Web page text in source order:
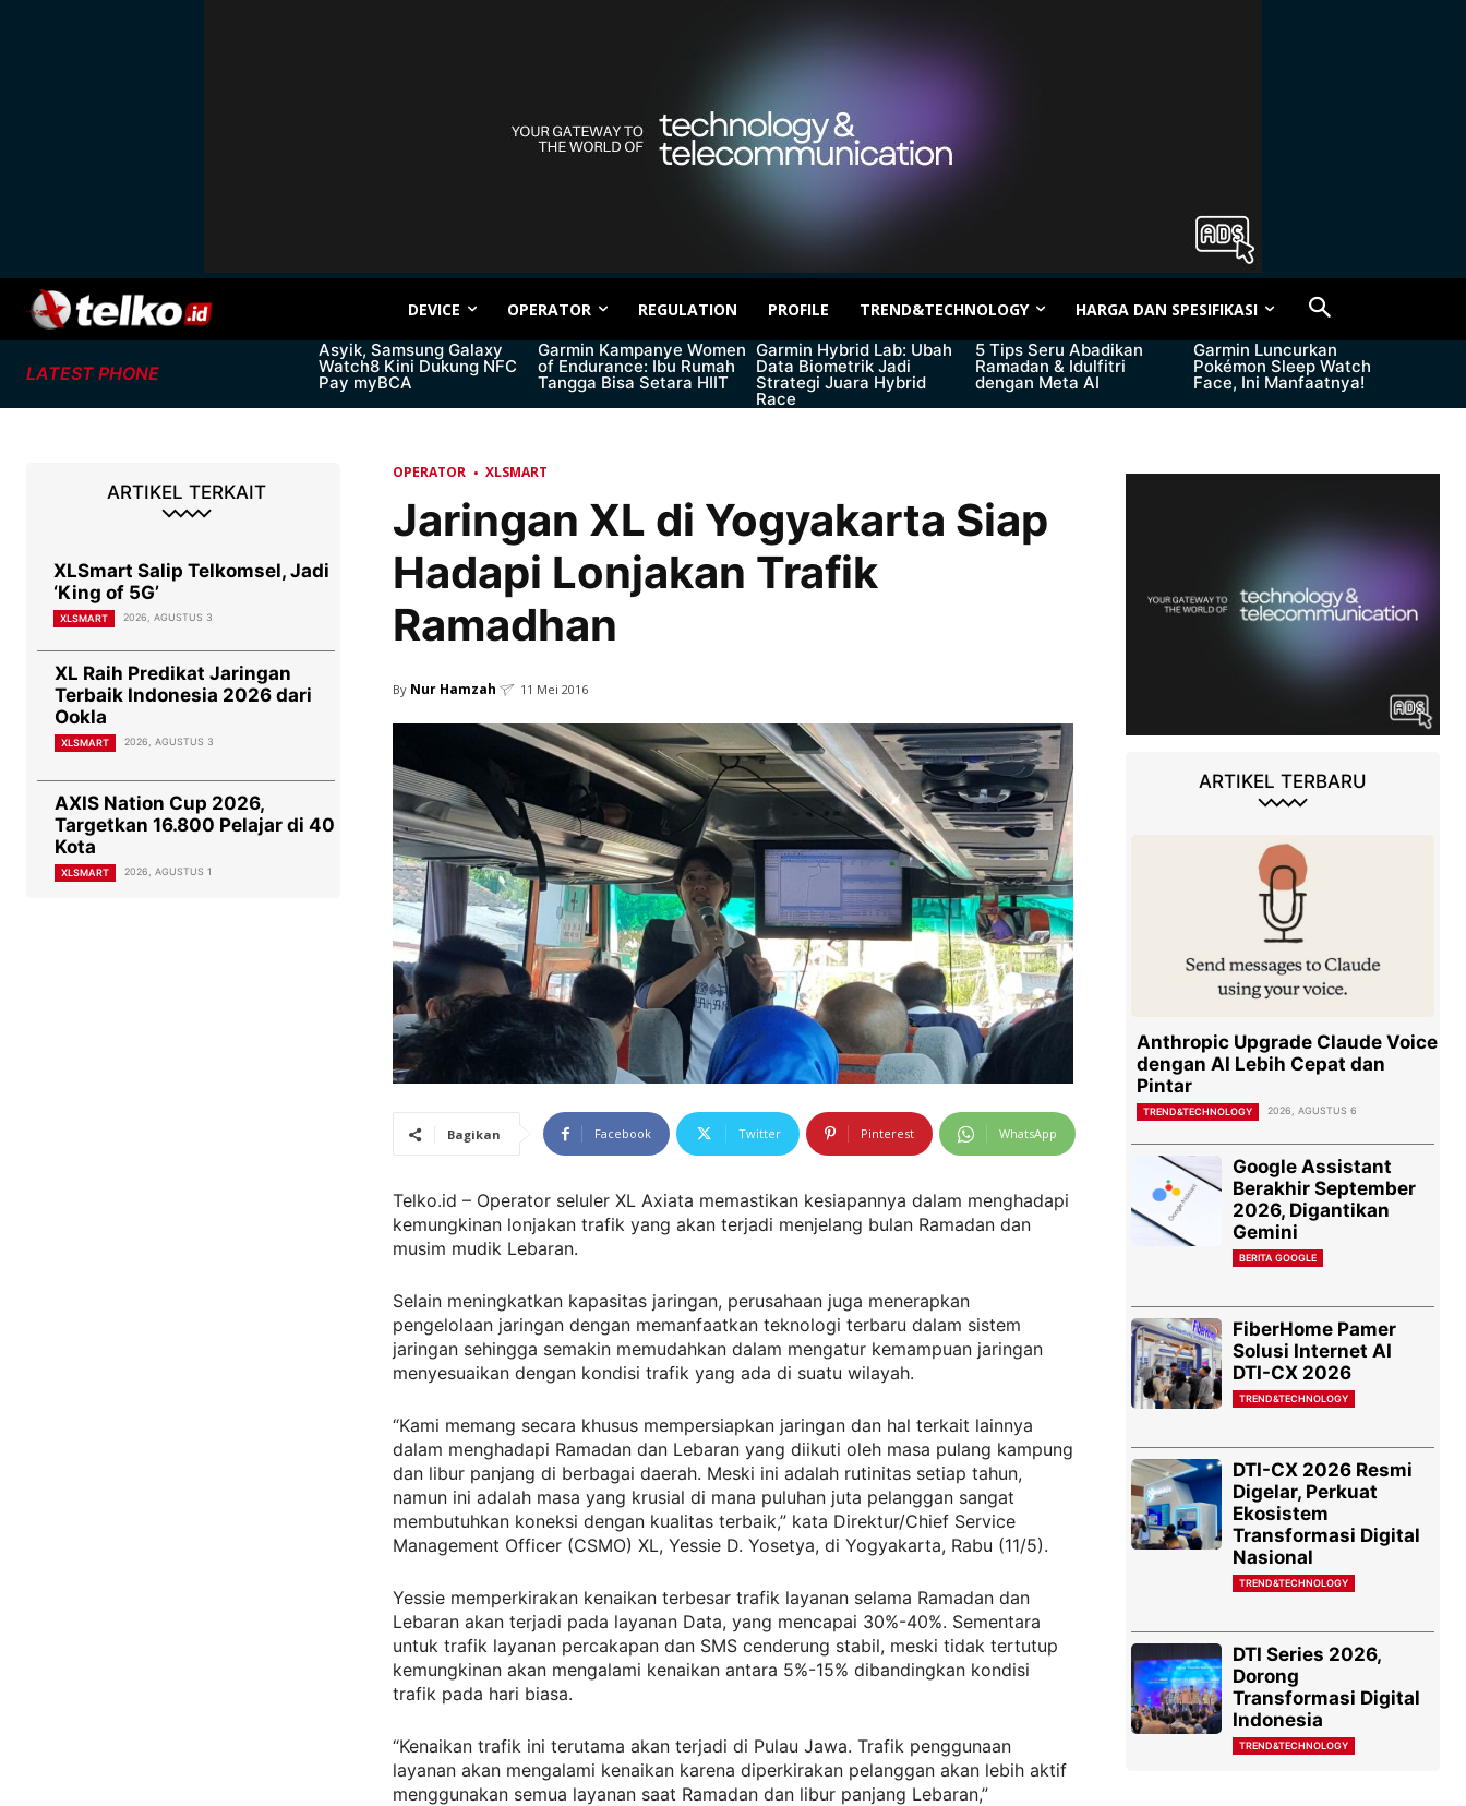
DEVICE OPERATOR REGULATION PROFILE TREND&TECHNOLOGY HARGA DAN SPESIFIKASI
LATEST PHONE
Asyik, Samsung Galaxy
Watch8 Kini Dukung NFC
Pay myBCA
Garmin Kampanye Women
of Endurance: Ibu Rumah
Tangga Bisa Setara HIIT
Garmin Hybrid Lab: Ubah
Data Biometrik Jadi
Strategi Juara Hybrid
Race
5 Tips Seru Abadikan
Ramadan & Idulfitri
dengan Meta AI
Garmin Luncurkan
Pokémon Sleep Watch
Face, Ini Manfaatnya!
ARTIKEL TERKAIT
XLSmart Salip Telkomsel, Jadi
‘King of 5G’
XLSMART 2026, AGUSTUS 3
XL Raih Predikat Jaringan
Terbaik Indonesia 2026 dari
Ookla
XLSMART 2026, AGUSTUS 3
AXIS Nation Cup 2026,
Targetkan 16.800 Pelajar di 40
Kota
XLSMART 2026, AGUSTUS 1
OPERATOR XLSMART
Jaringan XL di Yogyakarta Siap
Hadapi Lonjakan Trafik
Ramadhan
By Nur Hamzah 11 Mei 2016
Bagikan Facebook Twitter Pinterest WhatsApp
Telko.id – Operator seluler XL Axiata memastikan kesiapannya dalam menghadapi
kemungkinan lonjakan trafik yang akan terjadi menjelang bulan Ramadan dan
musim mudik Lebaran.
Selain meningkatkan kapasitas jaringan, perusahaan juga menerapkan
pengelolaan jaringan dengan memanfaatkan teknologi terbaru dalam sistem
jaringan sehingga semakin memudahkan dalam mengatur kemampuan jaringan
menyesuaikan dengan kondisi trafik yang ada di suatu wilayah.
“Kami memang secara khusus mempersiapkan jaringan dan hal terkait lainnya
dalam menghadapi Ramadan dan Lebaran yang diikuti oleh masa pulang kampung
dan libur panjang di berbagai daerah. Meski ini adalah rutinitas setiap tahun,
namun ini adalah masa yang krusial di mana puluhan juta pelanggan sangat
membutuhkan koneksi dengan kualitas terbaik,” kata Direktur/Chief Service
Management Officer (CSMO) XL, Yessie D. Yosetya, di Yogyakarta, Rabu (11/5).
Yessie memperkirakan kenaikan terbesar trafik layanan selama Ramadan dan
Lebaran akan terjadi pada layanan Data, yang mencapai 30%-40%. Sementara
untuk trafik layanan percakapan dan SMS cenderung stabil, meski tidak tertutup
kemungkinan akan mengalami kenaikan antara 5%-15% dibandingkan kondisi
trafik pada hari biasa.
“Kenaikan trafik ini terutama akan terjadi di Pulau Jawa. Trafik penggunaan
layanan akan mengalami kenaikan karena diperkirakan pelanggan akan lebih aktif
menggunakan semua layanan saat Ramadan dan libur panjang Lebaran,”
ARTIKEL TERBARU
Anthropic Upgrade Claude Voice
dengan AI Lebih Cepat dan
Pintar
TREND&TECHNOLOGY 2026, AGUSTUS 6
Google Assistant
Berakhir September
2026, Digantikan
Gemini
BERITA GOOGLE
FiberHome Pamer
Solusi Internet AI
DTI-CX 2026
TREND&TECHNOLOGY
DTI-CX 2026 Resmi
Digelar, Perkuat
Ekosistem
Transformasi Digital
Nasional
TREND&TECHNOLOGY
DTI Series 2026,
Dorong
Transformasi Digital
Indonesia
TREND&TECHNOLOGY